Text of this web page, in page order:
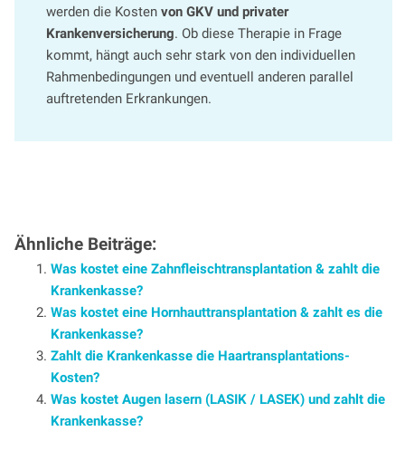
werden die Kosten von GKV und privater
Krankenversicherung. Ob diese Therapie in Frage
kommt, hängt auch sehr stark von den individuellen
Rahmenbedingungen und eventuell anderen parallel
auftretenden Erkrankungen.
Ähnliche Beiträge:
Was kostet eine Zahnfleischtransplantation & zahlt die
Krankenkasse?
Was kostet eine Hornhauttransplantation & zahlt es die
Krankenkasse?
Zahlt die Krankenkasse die Haartransplantations-
Kosten?
Was kostet Augen lasern (LASIK / LASEK) und zahlt die
Krankenkasse?